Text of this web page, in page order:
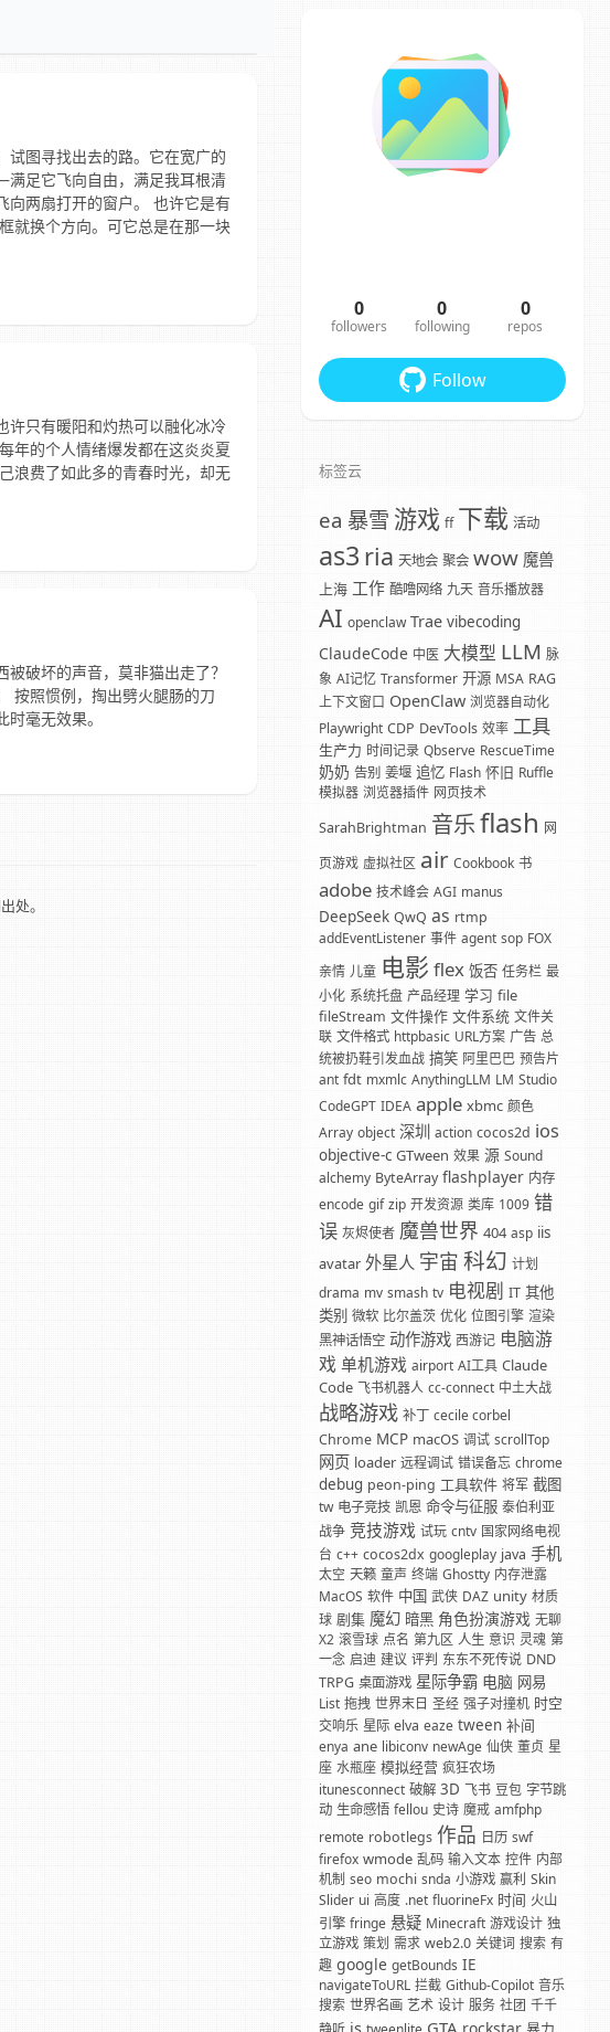
试图寻找出去的路。它在宽广的
足它飞向自由，满足我耳根清
向两扇打开的窗户。 也许它是有
就换个方向。可它总是在那一块
许只有暖阳和灼热可以融化冰冷
年的个人情绪爆发都在这炎炎夏
浪费了如此多的青春时光，却无
破坏的声音，莫非猫出走了？
按照惯例，掏出劈火腿肠的刀
毫无效果。
处。
0
followers
0
following
0
repos
Follow
标签云
ea 暴雪 游戏 ff 下载 活动
as3 ria 天地会 聚会 wow 魔兽
上海 工作 酷噜网络 九天 音乐播放器
AI openclaw Trae vibecoding
ClaudeCode 中医 大模型 LLM 脉
象 AI记忆 Transformer 开源 MSA RAG
上下文窗口 OpenClaw 浏览器自动化
Playwright CDP DevTools 效率 工具
生产力 时间记录 Qbserve RescueTime
奶奶 告别 姜堰 追忆 Flash 怀旧 Ruffle
模拟器 浏览器插件 网页技术
SarahBrightman 音乐flash 网
页游戏 虚拟社区 air Cookbook 书
adobe 技术峰会 AGI manus
DeepSeek QwQ as rtmp
addEventListener 事件 agent sop FOX
亲情 儿童 电影 flex 饭否 任务栏 最
小化 系统托盘 产品经理 学习 file
fileStream 文件操作 文件系统 文件关
联 文件格式 httpbasic URL方案 广告 总
统被扔鞋引发血战 搞笑 阿里巴巴 预告片
ant fdt mxmlc AnythingLLM LM Studio
CodeGPT IDEA apple xbmc 颜色
Array object 深圳 action cocos2d ios
objective-c GTween 效果 源 Sound
alchemy ByteArray flashplayer 内存
encode gif zip 开发资源 类库 1009 错
误 灰烬使者 魔兽世界 404 asp iis
avatar 外星人 宇宙 科幻 计划
drama mv smash tv 电视剧 IT 其他
类别 微软 比尔盖茨 优化 位图引擎 渲染
黑神话悟空 动作游戏 西游记 电脑游
戏 单机游戏 airport AI工具 Claude
Code 飞书机器人 cc-connect 中土大战
战略游戏 补丁 cecile corbel
Chrome MCP macOS 调试 scrollTop
网页 loader 远程调试 错误备忘 chrome
debug peon-ping 工具软件 将军 截图
tw 电子竞技 凯恩 命令与征服 泰伯利亚
战争 竞技游戏 试玩 cntv 国家网络电视
台 c++ cocos2dx googleplay java 手机
太空 天籁 童声 终端 Ghostty 内存泄露
MacOS 软件 中国 武侠 DAZ unity 材质
球 剧集 魔幻 暗黑 角色扮演游戏 无聊
X2 滚雪球 点名 第九区 人生 意识 灵魂 第
一念 启迪 建议 评判 东东不死传说 DND
TRPG 桌面游戏 星际争霸 电脑 网易
List 拖拽 世界末日 圣经 强子对撞机 时空
交响乐 星际 elva eaze tween 补间
enya ane libiconv newAge 仙侠 董贞 星
座 水瓶座 模拟经营 疯狂农场
itunesconnect 破解 3D 飞书 豆包 字节跳
动 生命感悟 fellou 史诗 魔戒 amfphp
remote robotlegs 作品 日历 swf
firefox wmode 乱码 输入文本 控件 内部
机制 seo mochi snda 小游戏 赢利 Skin
Slider ui 高度 .net fluorineFx 时间 火山
引擎 fringe 悬疑 Minecraft 游戏设计 独
立游戏 策划 需求 web2.0 关键词 搜索 有
趣 google getBounds IE
navigateToURL 拦截 Github-Copilot 音乐
搜索 世界名画 艺术 设计 服务 社团 千千
GTA